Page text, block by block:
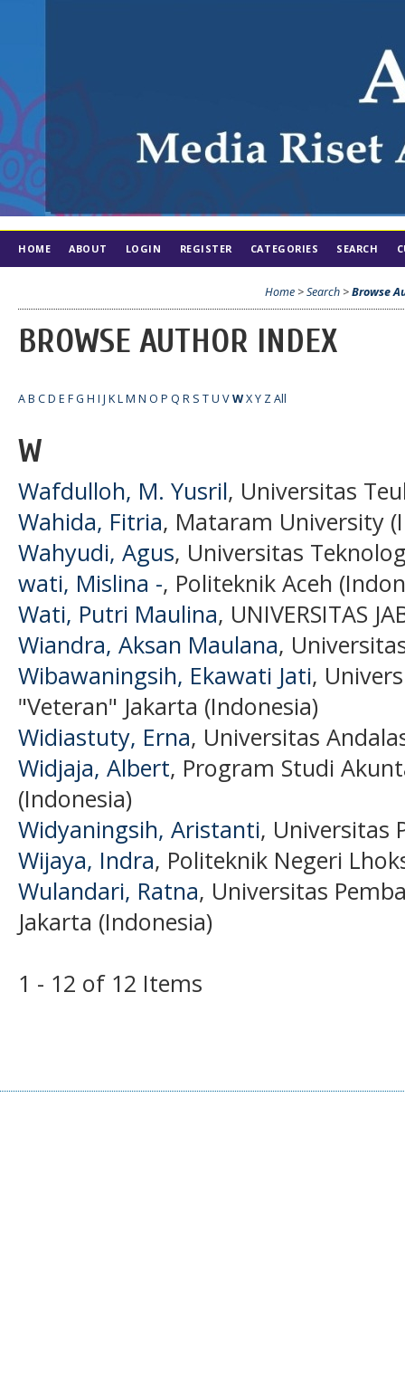
HOME ABOUT LOGIN REGISTER CATEGORIES SEARCH
Home >Search >Browse
BROWSE AUTHOR INDEX
AB CD E FG H I J KLM N O P Q R S TU VWXY ZAll
W
Wafdulloh, M. Yusril, Universitas
Wahida, Fitria, Mataram University
Wahyudi, Agus, Universitas
wati, Mislina -, Politeknik Aceh
Wati, Putri Maulina, UNIVERSITAS
Wiandra, Aksan Maulana,
Wibawaningsih, Ekawati Jati,
"Veteran" Jakarta (Indonesia)
Widiastuty, Erna, Universitas
Widjaja, Albert, Program Studi
(Indonesia)
Widyaningsih, Aristanti, Universitas
Wijaya, Indra, Politeknik Negeri
Wulandari, Ratna, Universitas
Jakarta (Indonesia)
1 - 12 of 12 Items